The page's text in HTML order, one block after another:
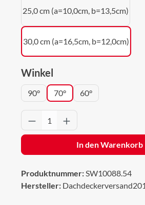
25,0 cm (a=10,0cm, b=13,5cm)
30,0 cm (a=16,5cm, b=12,0cm)
Winkel
90° 70° 60°
Produkt Anzahl: Gib
In den Warenkorb
Produktnummer:SW10088.54
Hersteller: